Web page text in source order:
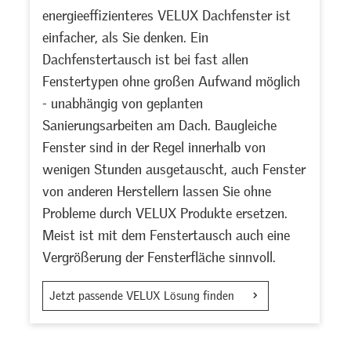
energieeffizienteres VELUX Dachfenster ist
einfacher, als Sie denken. Ein
Dachfenstertausch ist bei fast allen
Fenstertypen ohne großen Aufwand möglich
- unabhängig von geplanten
Sanierungsarbeiten am Dach. Baugleiche
Fenster sind in der Regel innerhalb von
wenigen Stunden ausgetauscht, auch Fenster
von anderen Herstellern lassen Sie ohne
Probleme durch VELUX Produkte ersetzen.
Meist ist mit dem Fenstertausch auch eine
Vergrößerung der Fensterfläche sinnvoll.
Jetzt passende VELUX Lösung finden